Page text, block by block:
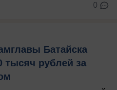
0
Батайска
тысяч рублей за